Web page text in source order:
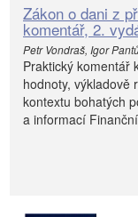
Zákon o dani z
komentář, 2.
Petr Vondraš, Igor
Praktický komentář
hodnoty, výkladově
kontextu bohatých
a informací